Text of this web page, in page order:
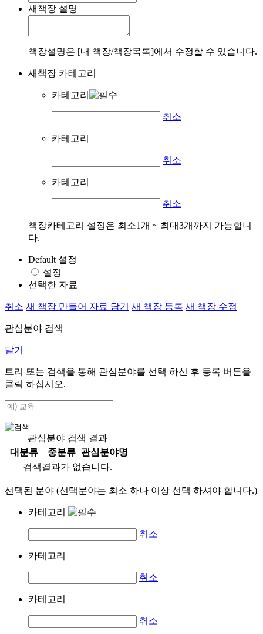
새책장 설명
책장설명은 [내 책장/책장목록]에서 수정할 수 있습니다.
새책장 카테고리
카테고리
취소
카테고리
취소
카테고리
취소
책장카테고리 설정은 최소1개 ~ 최대3개까지 가능합니
다.
Default 설정
설정
선택한 자료
취소 새 책장 만들어 자료 담기 새 책장 등록 새 책장 수정
관심분야 검색
닫기
트리 또는 검색을 통해 관심분야를 선택 하신 후 등록 버튼을
클릭 하십시오.
관심분야 검색 결과
대분류
중분류
관심분야명
검색결과가 없습니다.
선택된 분야 (선택분야는 최소 하나 이상 선택 하셔야 합니다.)
카테고리
취소
카테고리
취소
카테고리
취소